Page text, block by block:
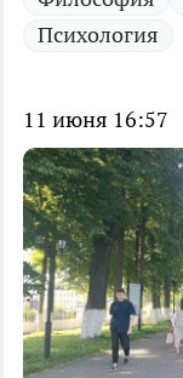
Психология
11 июня 16:57